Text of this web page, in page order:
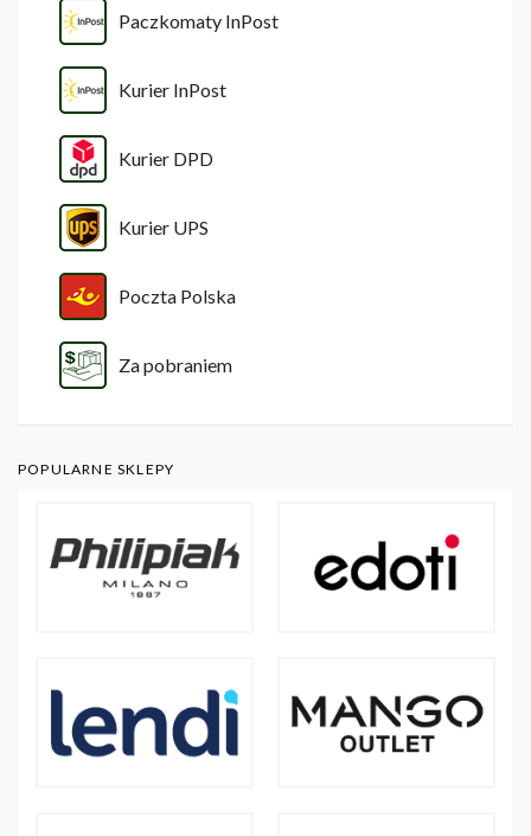
Paczkomaty InPost
Kurier InPost
Kurier DPD
Kurier UPS
Poczta Polska
Za pobraniem
POPULARNE SKLEPY